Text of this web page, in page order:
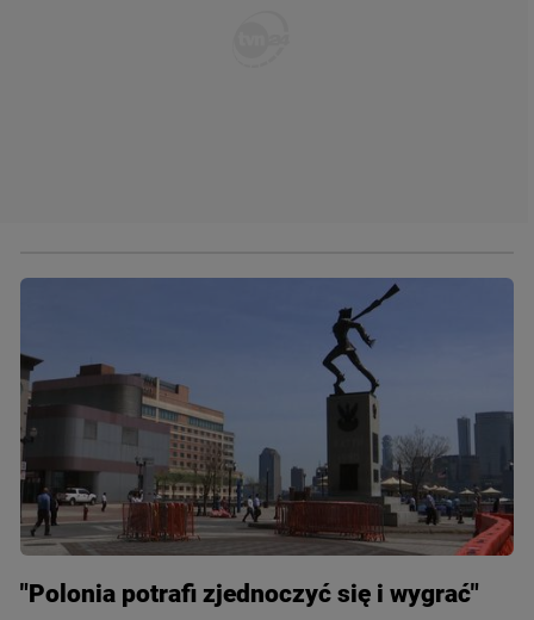
"Polonia potrafi zjednoczyć się i wygrać"